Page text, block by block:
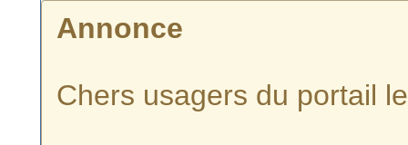
Annonce
Chers usagers du portail